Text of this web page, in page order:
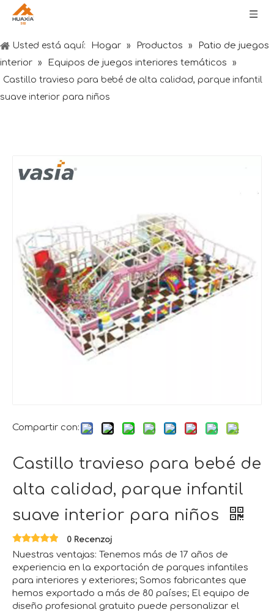
Usted está aquí: Hogar » Productos »
Patio de juegos
interior » Equipos de juegos interiores temáticos
»
Castillo travieso para bebé de alta calidad, parque infantil
suave interior para niños
Compartir con:
Castillo travieso para bebé de
alta calidad, parque infantil
suave interior para niños
0 Recenzoj
Nuestras ventajas: Tenemos más de 17 años de
experiencia en la exportación de parques infantiles
para interiores y exteriores; Somos fabricantes que
hemos exportado a más de 80 países; El equipo de
diseño profesional gratuito puede personalizar el